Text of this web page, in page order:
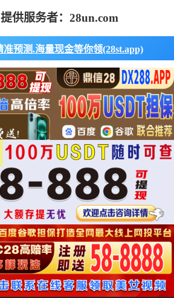
提供服务者：28un.com